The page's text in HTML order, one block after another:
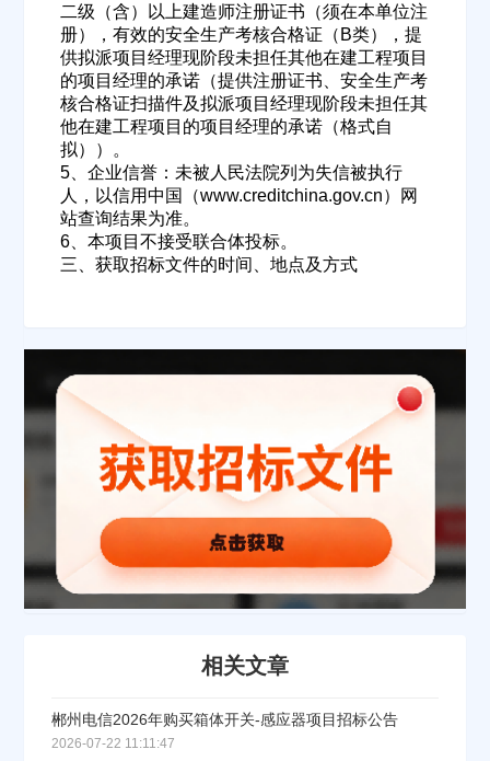
二级（含）以上建造师注册证书（须在本单位注
册），有效的安全生产考核合格证（B类），提
供拟派项目经理现阶段未担任其他在建工程项目
的项目经理的承诺（提供注册证书、安全生产考
核合格证扫描件及拟派项目经理现阶段未担任其
他在建工程项目的项目经理的承诺（格式自
拟））。
5、企业信誉：未被人民法院列为失信被执行
人，以信用中国（www.creditchina.gov.cn）网
站查询结果为准。
6、本项目不接受联合体投标。
三、获取招标文件的时间、地点及方式
相关文章
郴州电信2026年购买箱体开关-感应器项目招标公告
2026-07-22 11:11:47
欢迎入驻供应商 ဆ
公司名称
公司所在地
请选择省市
联系方式
填写联系电话后会有服务中心的工作人员给您致电！